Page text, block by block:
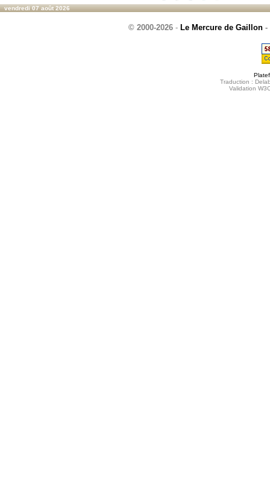
vendredi 07 août 2026
© 2000-2026 - Le Mercure de Gaillon -
Traduction :
Validation